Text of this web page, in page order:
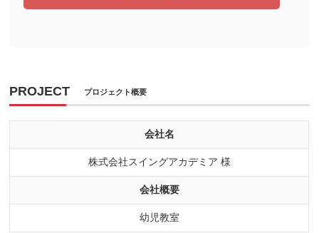
PROJECT プロジェクト概要
会社名
株式会社スイングアカデミア 様
会社概要
幼児教室